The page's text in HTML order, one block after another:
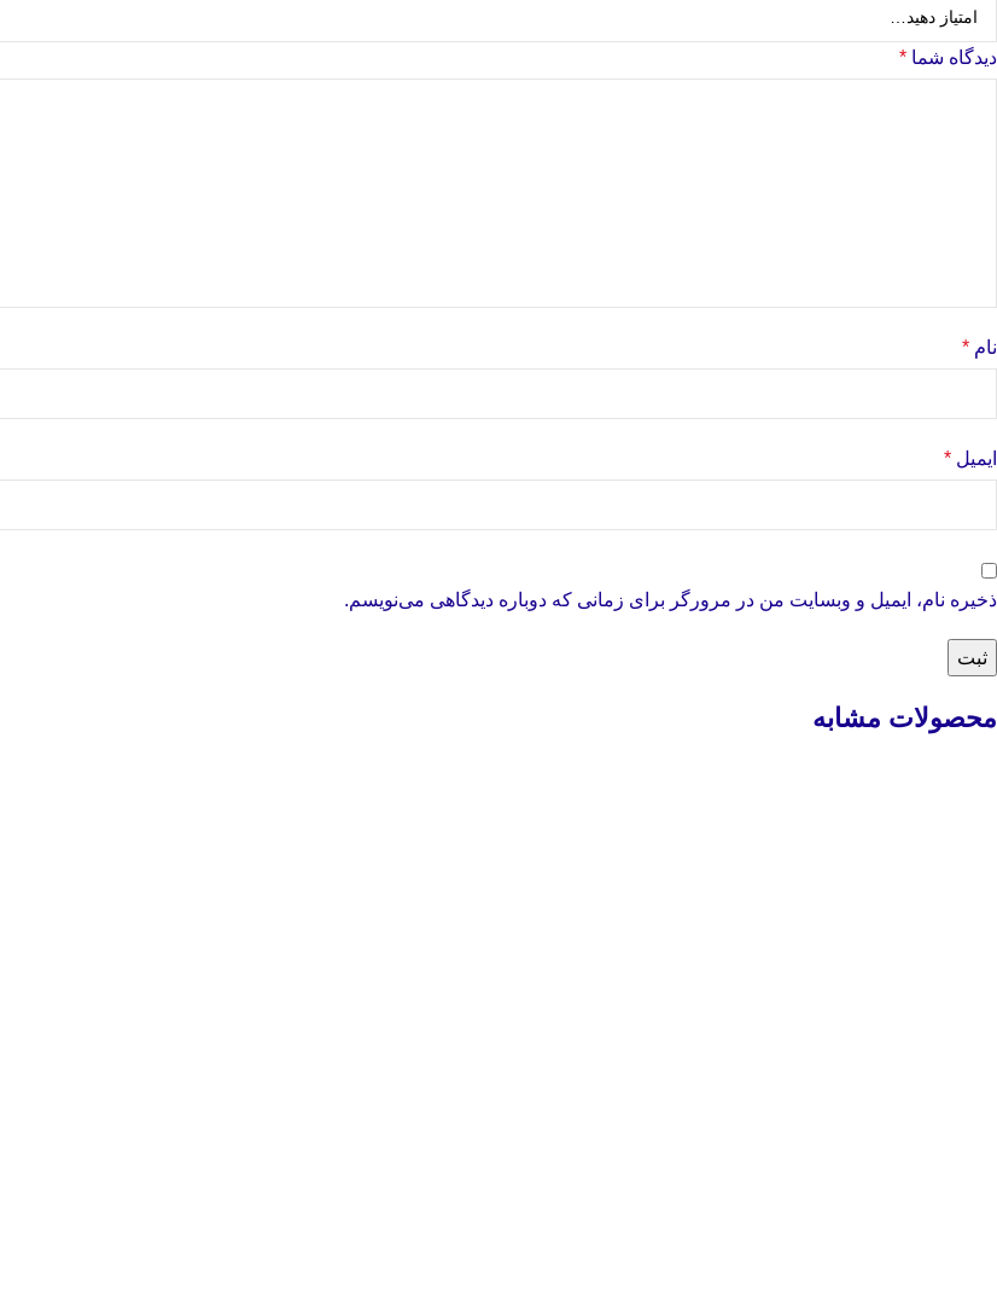
دیدگاه شما *
نام *
ایمیل *
ذخیره نام، ایمیل و وبسایت من در مرورگر برای زمانی که دوباره دیدگاهی می‌نویسم.
محصولات مشابه